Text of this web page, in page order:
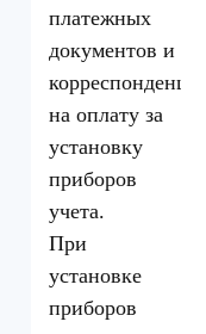
платежных
документов и
на оплату за
установку
приборов
учета.
При
установке
приборов